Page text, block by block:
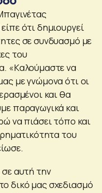
ότι δημιουργεί
σε συνδυασμό με
του
«Kαλούμαστε να
με γνώμονα ότι οι
και θα
παραγωγικά και
να πιάσει τόπο και
του
αυτή την
δικό μας σχεδιασμό